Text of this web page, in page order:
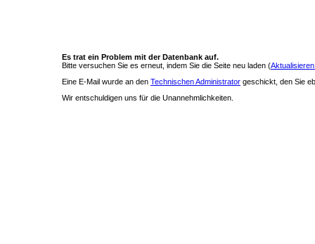
Es trat ein Problem mit der Datenbank auf.
Bitte versuchen Sie es erneut, indem Sie die Seite neu laden (
Eine E-Mail wurde an den Technischen Administrator geschickt, den Sie
Wir entschuldigen uns für die Unannehmlichkeiten.